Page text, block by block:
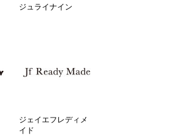
ジュライナイン
ジェイエフレディメ
イド